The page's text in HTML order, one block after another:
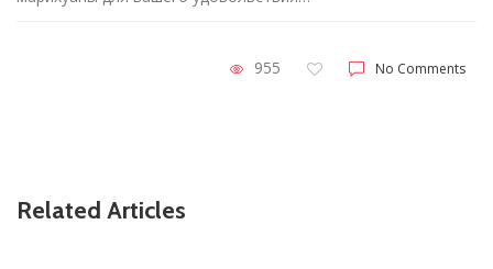
955 No Comments
Related Articles